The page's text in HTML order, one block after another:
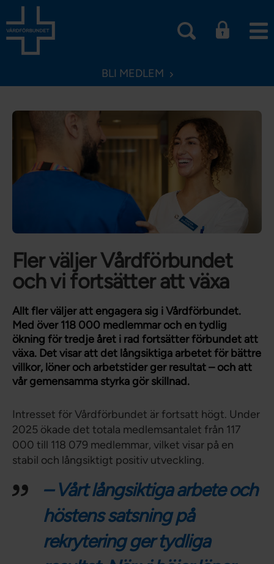
BLI MEDLEM
Fler väljer Vårdförbundet
och vi fortsätter att växa
Allt fler väljer att engagera sig i Vårdförbundet.
Med över 118 000 medlemmar och en tydlig
ökning för tredje året i rad fortsätter förbundet att
växa. Det visar att det långsiktiga arbetet för bättre
villkor, löner och arbetstider ger resultat – och att
vår gemensamma styrka gör skillnad.
Intresset för Vårdförbundet är fortsatt högt. Under
2025 ökade det totala medlemsantalet från 117
000 till 118 079 medlemmar, vilket visar på en
stabil och långsiktigt positiv utveckling.
– Vårt långsiktiga arbete och
höstens satsning på
rekrytering ger tydliga